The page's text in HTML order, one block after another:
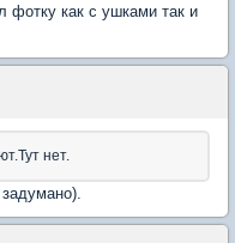
фотку как с ушками так и
нет.